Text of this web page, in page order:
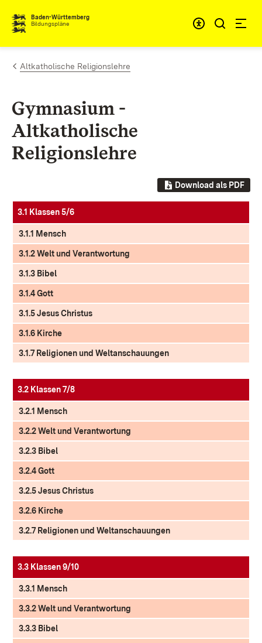
Zum Inhalt springen
Baden-Württemberg
Bildungspläne
Altkatholische Religionslehre
Gymnasium -
Altkatholische
Religionslehre
Download als PDF
3.1 Klassen 5/6
3.1.1 Mensch
3.1.2 Welt und Verantwortung
3.1.3 Bibel
3.1.4 Gott
3.1.5 Jesus Christus
3.1.6 Kirche
3.1.7 Religionen und Weltanschauungen
3.2 Klassen 7/8
3.2.1 Mensch
3.2.2 Welt und Verantwortung
3.2.3 Bibel
3.2.4 Gott
3.2.5 Jesus Christus
3.2.6 Kirche
3.2.7 Religionen und Weltanschauungen
3.3 Klassen 9/10
3.3.1 Mensch
3.3.2 Welt und Verantwortung
3.3.3 Bibel